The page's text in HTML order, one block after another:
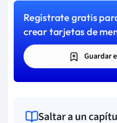
Regístrate gratis
crear tarjetas de
Guardar
Saltar a un